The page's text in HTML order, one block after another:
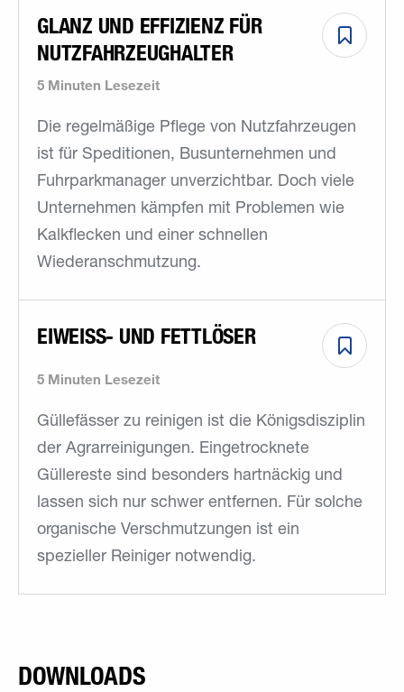
5 Minuten Lesezeit
GLANZ UND EFFIZIENZ FÜR
NUTZFAHRZEUGHALTER
Die regelmäßige Pflege von Nutzfahrzeugen
ist für Speditionen, Busunternehmen und
Fuhrparkmanager unverzichtbar. Doch viele
Unternehmen kämpfen mit Problemen wie
Kalkflecken und einer schnellen
Wiederanschmutzung.
5 Minuten Lesezeit
EIWEISS- UND FETTLÖSER
Güllefässer zu reinigen ist die Königsdisziplin
der Agrarreinigungen. Eingetrocknete
Güllereste sind besonders hartnäckig und
lassen sich nur schwer entfernen. Für solche
organische Verschmutzungen ist ein
spezieller Reiniger notwendig.
DOWNLOADS